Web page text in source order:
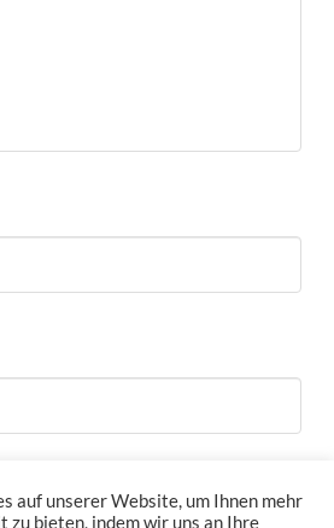
auf unserer Website, um Ihnen mehr
bieten, indem wir uns an Ihre